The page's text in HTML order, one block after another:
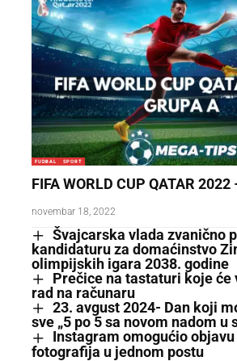
FUDBAL SPORT
FIFA WORLD CUP QATAR 2022
novembar 18, 2022
Švajcarska vlada zvanično
kandidaturu za domaćinstvo
olimpijskih igara 2038. godine
Prečice na tastaturi koje će
rad na računaru
23. avgust 2024- Dan koji
sve „5 po 5 sa novom nadom u
Instagram omogućio objavu
fotografija u jednom postu